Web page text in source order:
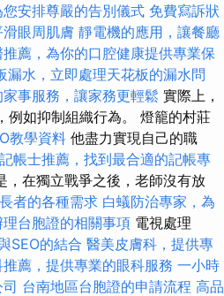
安排尊嚴的告別儀式 免費寫訴狀
眼周肌膚 靜電機的應用，讓餐廳
薦，為你的口腔健康提供專業保
漏水，立即處理天花板的漏水問
家事服務，讓家務更輕鬆 實際上，
例如抑制組織行為。 燈籠的村莊
教學資料 他盡力實現自己的職
帳士推薦，找到最合適的記帳專
，在獨立戰爭之後，老師沒有放
者的各種需求 白蟻防治專家，為
理台胞證的相關事項 電視處理
SEO的結合 醫美皮膚科，提供專
薦，提供專業的眼科服務 一小時
台南地區台胞證的申請流程 高品